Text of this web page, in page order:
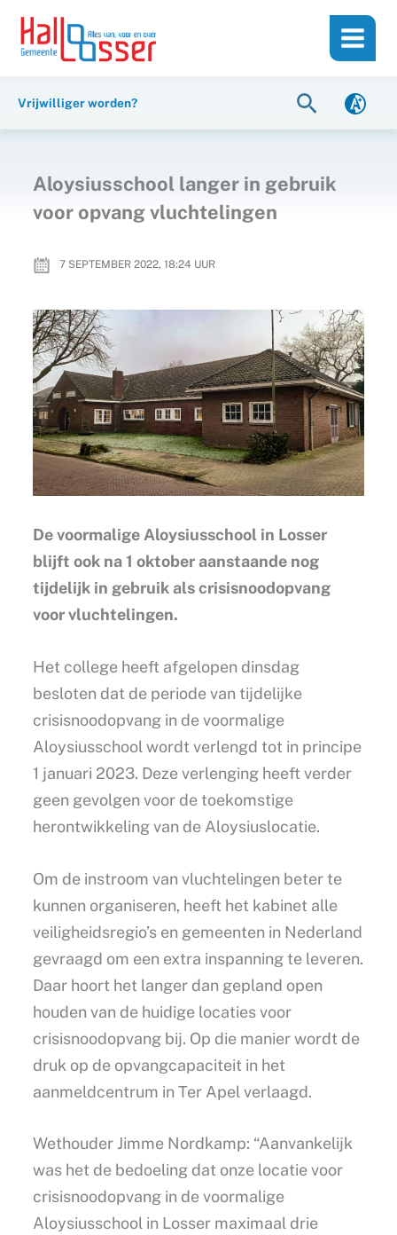
inhoud
naar
Vrijwilliger worden? Zoeken
Aloysiusschool langer in gebruik
voor opvang vluchtelingen
7 SEPTEMBER 2022, 18:24 UUR
De voormalige Aloysiusschool in Losser
blijft ook na 1 oktober aanstaande nog
tijdelijk in gebruik als crisisnoodopvang
voor vluchtelingen.
Het college heeft afgelopen dinsdag
besloten dat de periode van tijdelijke
crisisnoodopvang in de voormalige
Aloysiusschool wordt verlengd tot in principe
1 januari 2023. Deze verlenging heeft verder
geen gevolgen voor de toekomstige
herontwikkeling van de Aloysiuslocatie.
Om de instroom van vluchtelingen beter te
kunnen organiseren, heeft het kabinet alle
veiligheidsregio’s en gemeenten in Nederland
gevraagd om een extra inspanning te leveren.
Daar hoort het langer dan gepland open
houden van de huidige locaties voor
crisisnoodopvang bij. Op die manier wordt de
druk op de opvangcapaciteit in het
aanmeldcentrum in Ter Apel verlaagd.
Wethouder Jimme Nordkamp: “Aanvankelijk
was het de bedoeling dat onze locatie voor
crisisnoodopvang in de voormalige
Aloysiusschool in Losser maximaal drie